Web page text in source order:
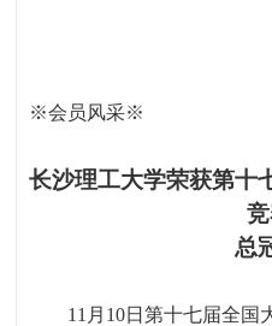
※会员风采※
长沙理工大学荣获第十
总
11 月 10日第十七届全国